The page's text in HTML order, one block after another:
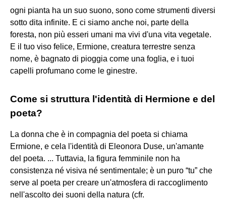
ogni pianta ha un suo suono, sono come strumenti diversi
sotto dita infinite. E ci siamo anche noi, parte della
foresta, non più esseri umani ma vivi d'una vita vegetale.
E il tuo viso felice, Ermione, creatura terrestre senza
nome, è bagnato di pioggia come una foglia, e i tuoi
capelli profumano come le ginestre.
Come si struttura l'identità di Hermione e del
poeta?
La donna che è in compagnia del poeta si chiama
Ermione, e cela l'identità di Eleonora Duse, un'amante
del poeta. ... Tuttavia, la figura femminile non ha
consistenza né visiva né sentimentale; è un puro “tu” che
serve al poeta per creare un'atmosfera di raccoglimento
nell'ascolto dei suoni della natura (cfr.